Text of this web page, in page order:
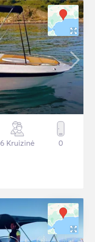
6 Kruizinė 0